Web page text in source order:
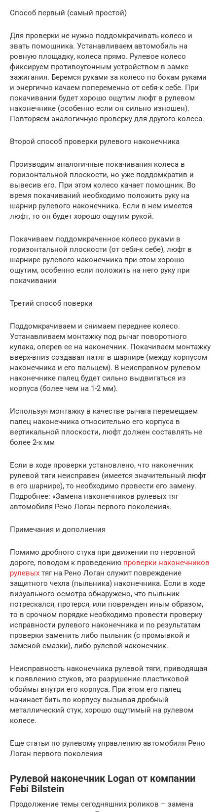
Способ первый (самый простой)
Для проверки не нужно поддомкрачивать колесо и
звать помощника. Устанавливаем автомобиль на
ровную площадку, колеса прямо. Рулевое колесо
фиксируем противоугонным устройством в замке
зажигания. Беремся руками за колесо по бокам руками
и энергично качаем попеременно от себя-к себе. При
покачивании будет хорошо ощутим люфт в рулевом
наконечнике (особенно если он сильно изношен).
Повторяем аналогичную проверку для другого колеса.
Второй способ проверки рулевого наконечника
Производим аналогичные покачивания колеса в
горизонтальной плоскости, но уже поддомкратив и
вывесив его. При этом колесо качает помощник. Во
время покачиваний необходимо положить руку на
шарнир рулевого наконечника. Если в нем имеется
люфт, то он будет хорошо ощутим рукой.
Покачиваем поддомкраченное колесо руками в
горизонтальной плоскости (от себя-к себе), люфт в
шарнире рулевого наконечника при этом хорошо
ощутим, особенно если положить на него руку при
покачивании
Третий способ поверки
Поддомкрачиваем и снимаем переднее колесо.
Устанавливаем монтажку под рычаг поворотного
кулака, оперев ее на наконечник. Покачиваем монтажку
вверх-вниз создавая натяг в шарнире (между корпусом
наконечника и его пальцем). В неисправном рулевом
наконечнике палец будет сильно выдвигаться из
корпуса (более чем на 1-2 мм).
Используя монтажку в качестве рычага перемещаем
палец наконечника относительно его корпуса в
вертикальной плоскости, люфт должен составлять не
более 2-х мм
Если в ходе проверки установлено, что наконечник
рулевой тяги неисправен (имеется значительный люфт
в его шарнире), то необходимо провести его замену.
Подробнее: «Замена наконечников рулевых тяг
автомобиля Рено Логан первого поколения».
Примечания и дополнения
Помимо дробного стука при движении по неровной
дороге, поводом к проведению проверки наконечников
рулевых тяг на Рено Логан служит повреждение
защитного чехла (пыльника) наконечника. Если в ходе
визуального осмотра обнаружено, что пыльник
потрескался, протерся, или поврежден иным образом,
то в срочном порядке необходимо провести проверку
исправности рулевого наконечника и по результатам
проверки заменить либо пыльник (с промывкой и
заменой смазки), либо рулевой наконечник.
Неисправность наконечника рулевой тяги, приводящая
к появлению стуков, это разрушение пластиковой
обоймы внутри его корпуса. При этом его палец
начинает бить по корпусу вызывая дробный
металлический стук, хорошо ощутимый на рулевом
колесе.
Еще статьи по рулевому управлению автомобиля Рено
Логан первого поколения
Рулевой наконечник Logan от компании
Febi Bilstein
Продолжение темы сегодняшних роликов – замена